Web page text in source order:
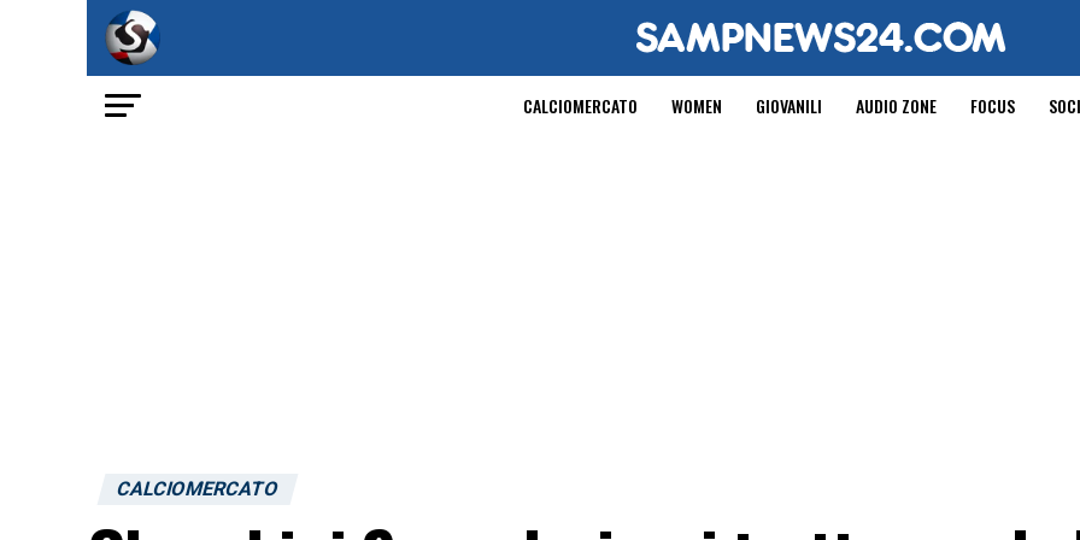
CALCIOMERCATO WOMEN GIOVANILI AUDIO ZONE FOCUS
CALCIOMERCATO